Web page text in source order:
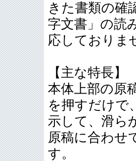
きた書類の確
字文書」の読
応しておりま
【主な特長】
本体上部の原
を押すだけで
示して、滑ら
原稿に合わせ
す。